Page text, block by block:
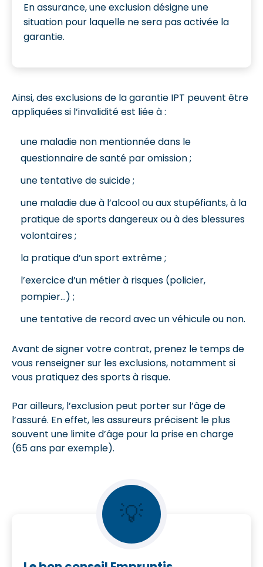
En assurance, une exclusion désigne une
situation pour laquelle ne sera pas activée la
garantie.
Ainsi, des exclusions de la garantie IPT peuvent être
appliquées si l’invalidité est liée à :
une maladie non mentionnée dans le
questionnaire de santé par omission ;
une tentative de suicide ;
une maladie due à l’alcool ou aux stupéfiants, à la
pratique de sports dangereux ou à des blessures
volontaires ;
la pratique d’un sport extrême ;
l’exercice d’un métier à risques (policier,
pompier…) ;
une tentative de record avec un véhicule ou non.
Avant de signer votre contrat, prenez le temps de
vous renseigner sur les exclusions, notamment si
vous pratiquez des sports à risque.
Par ailleurs, l’exclusion peut porter sur l’âge de
l’assuré. En effet, les assureurs précisent le plus
souvent une limite d’âge pour la prise en charge
(65 ans par exemple).
💡